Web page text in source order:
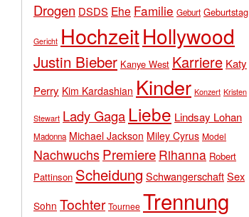
Drogen DSDS Ehe Familie Geburt Geburtstag
Gericht HochzeitHollywood
Justin Bieber Kanye West Karriere Katy
Perry Kim Kardashian Kinder Konzert Kristen
Stewart Lady Gaga Liebe Lindsay Lohan
Madonna Michael Jackson Miley Cyrus Model
Nachwuchs Premiere Rihanna Robert
Pattinson Scheidung SchwangerschaftSex
Sohn Tochter Tournee Trennung